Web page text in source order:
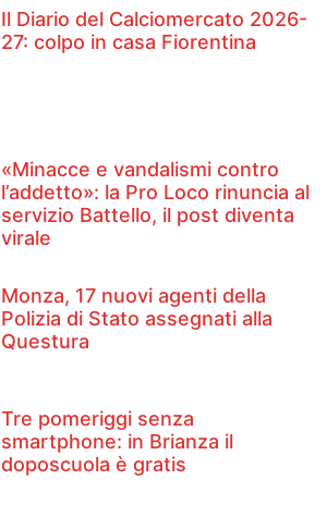
Il Diario del Calciomercato 2026-
27: colpo in casa Fiorentina
«Minacce e vandalismi contro
l’addetto»: la Pro Loco rinuncia al
servizio Battello, il post diventa
virale
Monza, 17 nuovi agenti della
Polizia di Stato assegnati alla
Questura
Tre pomeriggi senza
smartphone: in Brianza il
doposcuola è gratis